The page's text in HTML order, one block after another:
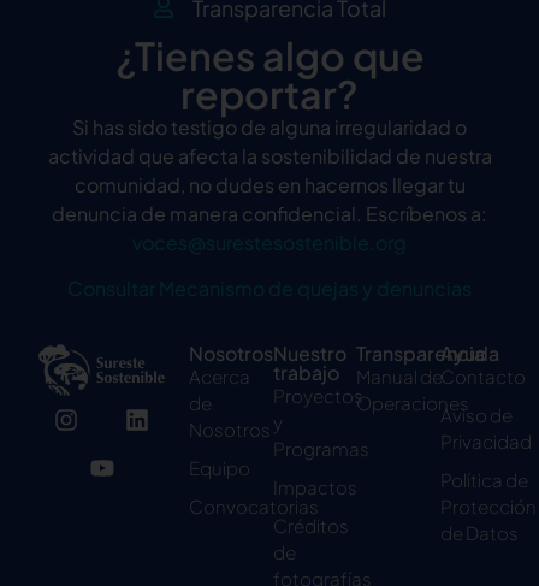
¿Tienes algo que
reportar?
Si has sido testigo de alguna irregularidad o
actividad que afecta la sostenibilidad de nuestra
comunidad, no dudes en hacernos llegar tu
denuncia de manera confidencial. Escríbenos a:
voces@surestesostenible.org
Consultar Mecanismo de quejas y denuncias
Transparencia Total
Nosotros
Acerca
de
Nosotros
Equipo
Convocatorias
Nuestro
trabajo
Proyectos
y
Programas
Impactos
Créditos
de
fotografías
Transparencia
Manual de
Operaciones
Ayuda
Contacto
Aviso de
Privacidad
Política de
Protección
de Datos